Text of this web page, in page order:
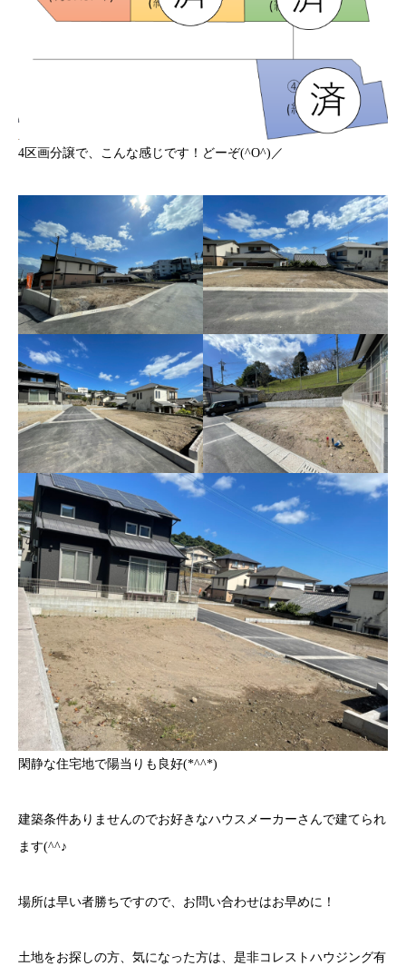
4区画分譲で、こんな感じです！どーぞ(^O^)／
閑静な住宅地で陽当りも良好(*^^*)
建築条件ありませんのでお好きなハウスメーカーさんで建てられ
ます(^^♪
場所は早い者勝ちですので、お問い合わせはお早めに！
土地をお探しの方、気になった方は、是非コレストハウジング有